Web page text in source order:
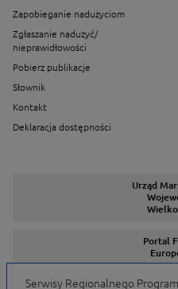
Zapobieganie nadużyciom
Zgłaszanie nadużyć/
nieprawidłowości
Pobierz publikacje
Słownik
Kontakt
Deklaracja dostępności
Urząd
Portal
Serwisy Regionalnego